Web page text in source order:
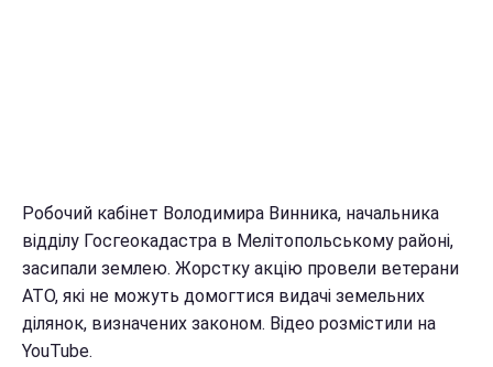
Робочий кабінет Володимира Винника, начальника
відділу Госгеокадастра в Мелітопольському районі,
засипали землею. Жорстку акцію провели ветерани
АТО, які не можуть домогтися видачі земельних
ділянок, визначених законом. Відео розмістили на
YouTube.